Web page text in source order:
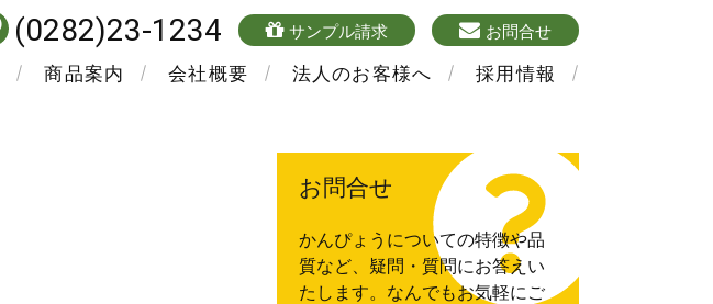
商品案内 会社概要 法人のお客様へ 採用情報
(0282)23-1234 sample
サンプル請求 mailform
お問合せ
お問合せ
かんぴょうについての特徴や品
質など、疑問・質問にお答えい
たします。なんでもお気軽にご